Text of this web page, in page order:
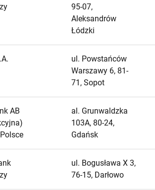
95-07,
Aleksandrów
Łódzki
ul. Powstańców
Warszawy 6, 81-
71, Sopot
AB
al. Grunwaldzka
103A, 80-24,
Gdańsk
ul. Bogusława X 3,
76-15, Darłowo